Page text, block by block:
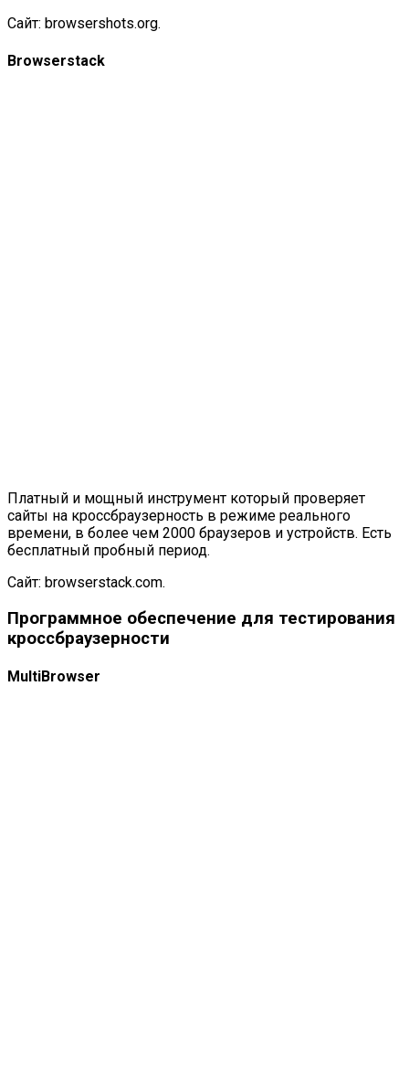
Сайт: browsershots.org.
Browserstack
Платный и мощный инструмент который проверяет
сайты на кроссбраузерность в режиме реального
времени, в более чем 2000 браузеров и устройств. Есть
бесплатный пробный период.
Сайт: browserstack.com.
Программное обеспечение для тестирования
кроссбраузерности
MultiBrowser